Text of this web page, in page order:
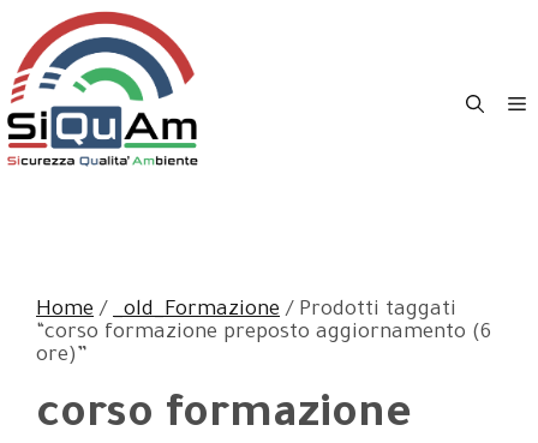
contenuto
Home / _old_Formazione / Prodotti taggati
“corso formazione preposto aggiornamento (6
ore)”
corso formazione